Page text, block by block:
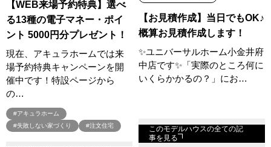
【WEB来場予約特典】選べ
る13種の電子マネー・ポイ
ント 5000円分プレゼント！
現在、アキュラホームでは来
場予約特典キャンペーンを開
催中です！特設ページから
の…
#アキュラホーム
#失敗しない家づくり
#注文住宅
【お見積作成】当日でもOK♪
概算お見積作成します！
✨ユニバーサルホーム小金井府
中店です✨「実際のところ何に
いくらかかるの？」にお…
このモデルハウスの全ての記
事を見る